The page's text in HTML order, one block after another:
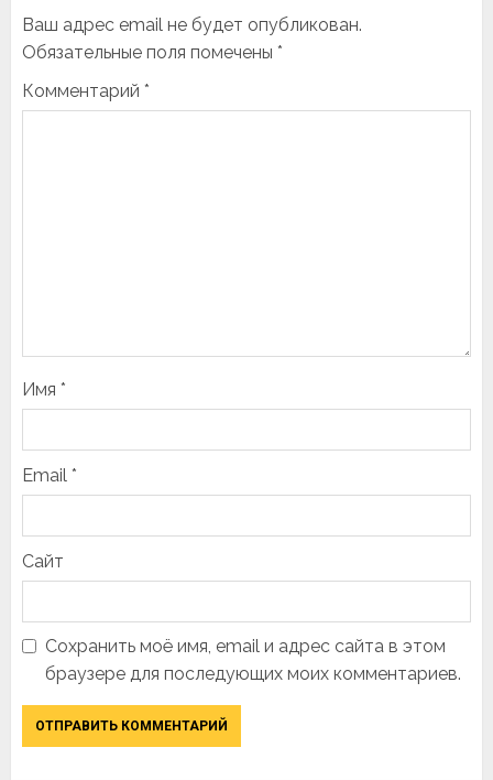
Ваш адрес email не будет опубликован.
Обязательные поля помечены *
Комментарий *
Имя *
Email *
Сайт
Сохранить моё имя, email и адрес сайта в этом
браузере для последующих моих комментариев.